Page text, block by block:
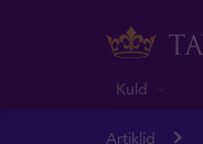
Kuld
Artiklid